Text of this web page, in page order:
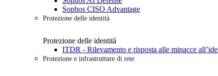
Sophos CISO Advantage
Protezione delle identità
Protezione delle identità
ITDR - Rilevamento e risposta alle minacce
Protezione e infrastrutture di rete